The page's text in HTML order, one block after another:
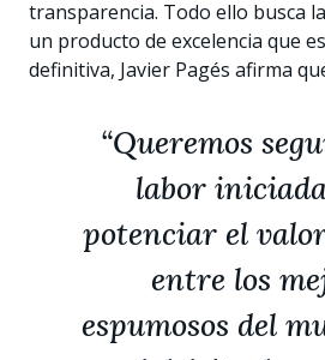
transparencia. Todo ello busca
un producto de excelencia que
definitiva, Javier Pagés afirma
“Queremos
labor
potenciar el
entre los
espumosos del